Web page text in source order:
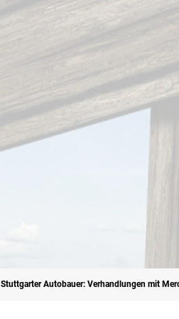
Stuttgarter Autobauer: Verhandlungen mit